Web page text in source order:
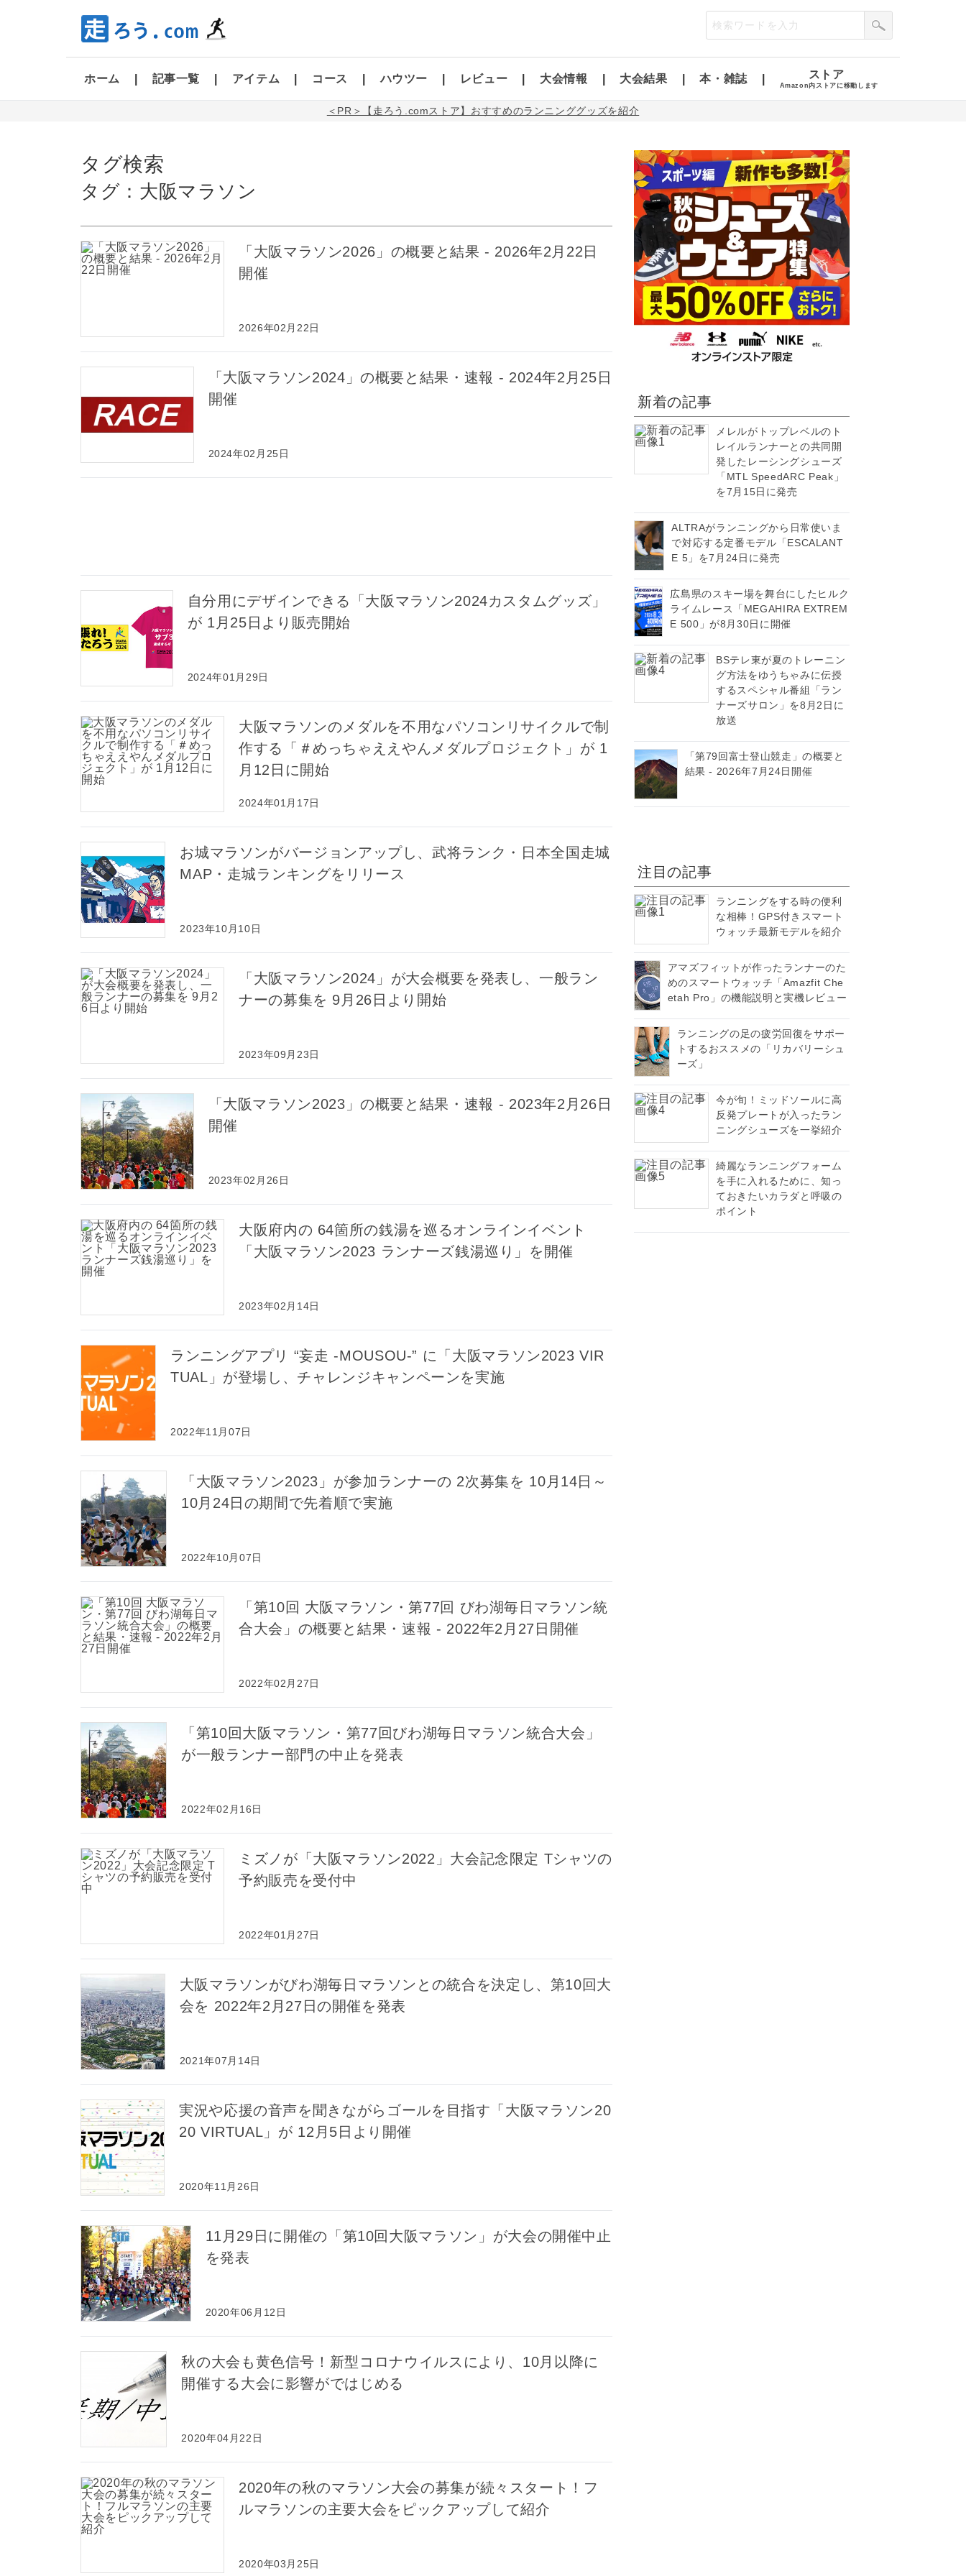
ホーム 記事一覧 アイテム コース ハウツー レビュー 大会情報 大会結果 本・雑誌 ストア
Amazon内ストアに移動します
＜PR＞【走ろう.comストア】おすすめのランニンググッズを紹介
タグ検索
タグ：大阪マラソン
「大阪マラソン2026」の概要と結果 - 2026年2月22日
開催
2026年02月22日
「大阪マラソン2024」の概要と結果・速報 - 2024年2月25日
開催
2024年02月25日
自分用にデザインできる「大阪マラソン2024カスタムグッズ」
が 1月25日より販売開始
2024年01月29日
大阪マラソンのメダルを不用なパソコンリサイクルで制
作する「＃めっちゃええやんメダルプロジェクト」が 1
月12日に開始
2024年01月17日
お城マラソンがバージョンアップし、武将ランク・日本全国走城
MAP・走城ランキングをリリース
2023年10月10日
「大阪マラソン2024」が大会概要を発表し、一般ラン
ナーの募集を 9月26日より開始
2023年09月23日
「大阪マラソン2023」の概要と結果・速報 - 2023年2月26日
開催
2023年02月26日
大阪府内の 64箇所の銭湯を巡るオンラインイベント
「大阪マラソン2023 ランナーズ銭湯巡り」を開催
2023年02月14日
ランニングアプリ “妄走 -MOUSOU-” に「大阪マラソン2023 VIR
TUAL」が登場し、チャレンジキャンペーンを実施
2022年11月07日
「大阪マラソン2023」が参加ランナーの 2次募集を 10月14日～
10月24日の期間で先着順で実施
2022年10月07日
「第10回 大阪マラソン・第77回 びわ湖毎日マラソン統
合大会」の概要と結果・速報 - 2022年2月27日開催
2022年02月27日
「第10回大阪マラソン・第77回びわ湖毎日マラソン統合大会」
が一般ランナー部門の中止を発表
2022年02月16日
ミズノが「大阪マラソン2022」大会記念限定 Tシャツの
予約販売を受付中
2022年01月27日
大阪マラソンがびわ湖毎日マラソンとの統合を決定し、第10回大
会を 2022年2月27日の開催を発表
2021年07月14日
実況や応援の音声を聞きながらゴールを目指す「大阪マラソン20
20 VIRTUAL」が 12月5日より開催
2020年11月26日
11月29日に開催の「第10回大阪マラソン」が大会の開催中止
を発表
2020年06月12日
秋の大会も黄色信号！新型コロナウイルスにより、10月以降に
開催する大会に影響がではじめる
2020年04月22日
2020年の秋のマラソン大会の募集が続々スタート！フ
ルマラソンの主要大会をピックアップして紹介
2020年03月25日
新着の記事
メレルがトップレベルのト
レイルランナーとの共同開
発したレーシングシューズ
「MTL SpeedARC Peak」
を7月15日に発売
ALTRAがランニングから日常使いま
で対応する定番モデル「ESCALANT
E 5」を7月24日に発売
広島県のスキー場を舞台にしたヒルク
ライムレース「MEGAHIRA EXTREM
E 500」が8月30日に開催
BSテレ東が夏のトレーニン
グ方法をゆうちゃみに伝授
するスペシャル番組「ラン
ナーズサロン」を8月2日に
放送
「第79回富士登山競走」の概要と
結果 - 2026年7月24日開催
注目の記事
ランニングをする時の便利
な相棒！GPS付きスマート
ウォッチ最新モデルを紹介
アマズフィットが作ったランナーのた
めのスマートウォッチ「Amazfit Che
etah Pro」の機能説明と実機レビュー
ランニングの足の疲労回復をサポー
トするおススメの「リカバリーシュ
ーズ」
今が旬！ミッドソールに高
反発プレートが入ったラン
ニングシューズを一挙紹介
綺麗なランニングフォーム
を手に入れるために、知っ
ておきたいカラダと呼吸の
ポイント